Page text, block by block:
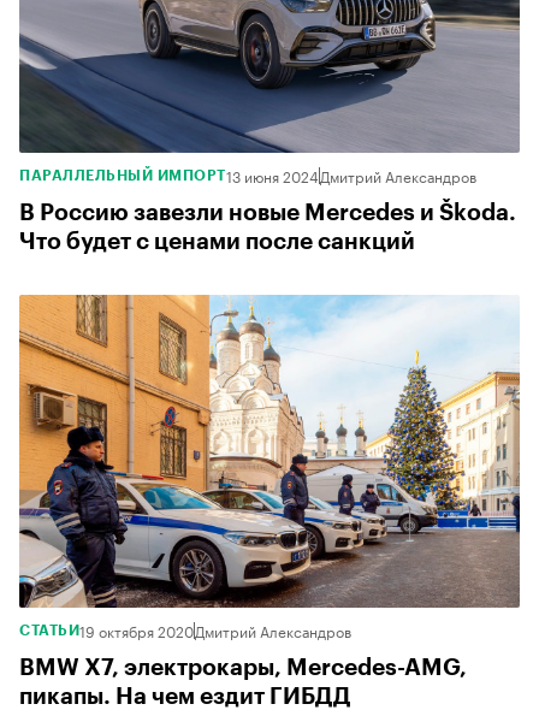
ПАРАЛЛЕЛЬНЫЙ ИМПОРТ 13 июня 2024Дмитрий Александров
В Россию завезли новые Mercedes и Škoda.
Что будет с ценами после санкций
СТАТЬИ19 октября 2020Дмитрий Александров
BMW X7, электрокары, Mercedes-AMG,
пикапы. На чем ездит ГИБДД